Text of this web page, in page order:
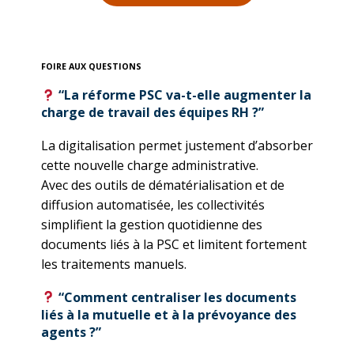
FOIRE AUX QUESTIONS
“La réforme PSC va-t-elle augmenter la
charge de travail des équipes RH ?”
La digitalisation permet justement d’absorber
cette nouvelle charge administrative.
Avec des outils de dématérialisation et de
diffusion automatisée, les collectivités
simplifient la gestion quotidienne des
documents liés à la PSC et limitent fortement
les traitements manuels.
“Comment centraliser les documents
liés à la mutuelle et à la prévoyance des
agents ?”